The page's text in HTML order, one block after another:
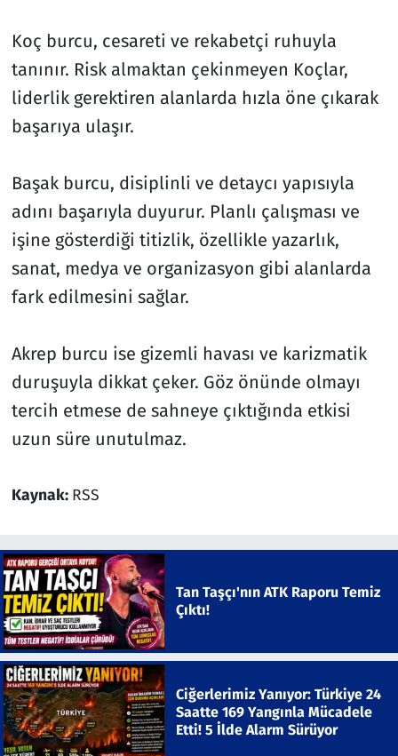
Koç burcu, cesareti ve rekabetçi ruhuyla
tanınır. Risk almaktan çekinmeyen Koçlar,
liderlik gerektiren alanlarda hızla öne çıkarak
başarıya ulaşır.
Başak burcu, disiplinli ve detaycı yapısıyla
adını başarıyla duyurur. Planlı çalışması ve
işine gösterdiği titizlik, özellikle yazarlık,
sanat, medya ve organizasyon gibi alanlarda
fark edilmesini sağlar.
Akrep burcu ise gizemli havası ve karizmatik
duruşuyla dikkat çeker. Göz önünde olmayı
tercih etmese de sahneye çıktığında etkisi
uzun süre unutulmaz.
Kaynak: RSS
Tan Taşçı'nın ATK Raporu Temiz
Çıktı!
Ciğerlerimiz Yanıyor: Türkiye 24
Saatte 169 Yangınla Mücadele
Etti! 5 İlde Alarm Sürüyor